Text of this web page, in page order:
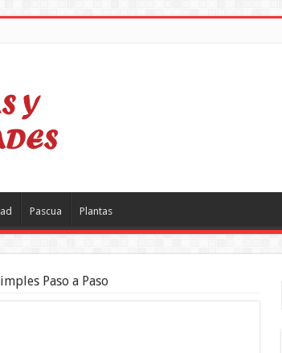
Pascua Plantas
Paso a Paso